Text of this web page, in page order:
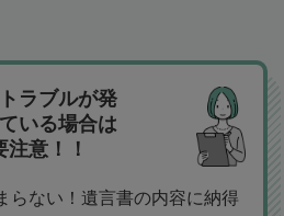
ラブルが発
いる場合は
注意！！
らない！遺言書の内容に納得